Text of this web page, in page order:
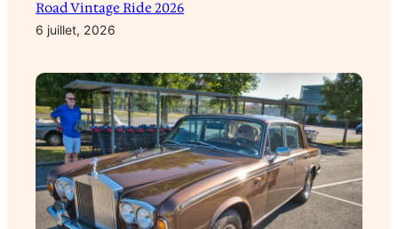
Road Vintage Ride 2026
6 juillet, 2026